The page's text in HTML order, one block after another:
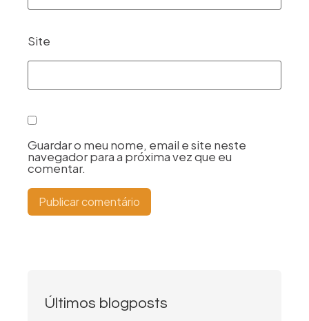
Site
Guardar o meu nome, email e site neste
navegador para a próxima vez que eu
comentar.
Últimos blogposts